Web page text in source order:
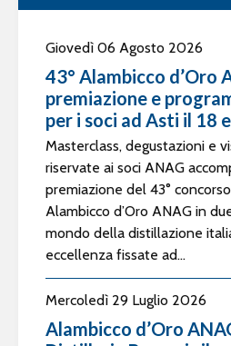
Giovedì 06 Agosto 2026
43° Alambicco d’Oro
premiazione e
per i soci ad Asti il 18
Masterclass, degustazioni e
riservate ai soci ANAG
premiazione del 43°
Alambicco d’Oro ANAG in
mondo della distillazione
eccellenza fissate ad...
Mercoledì 29 Luglio 2026
Alambicco d’Oro